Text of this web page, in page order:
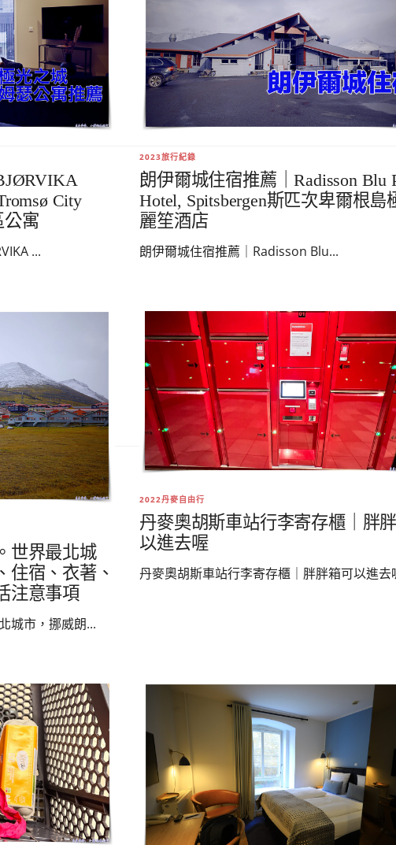
City
公寓
...
2023旅行紀錄
朗伊爾城住宿推薦｜Radisson Blu
Hotel, Spitsbergen斯匹次卑爾根島
麗笙酒店
朗伊爾城住宿推薦｜Radisson Blu...
世界最北城
住宿、衣著、
注意事項
城市，挪威朗...
2022丹麥自由行
丹麥奧胡斯車站行李寄存櫃｜胖
以進去喔
丹麥奧胡斯車站行李寄存櫃｜胖胖箱可以進去